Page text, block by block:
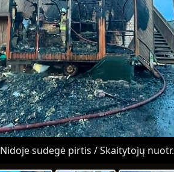
Nidoje sudegė pirtis / Skaitytojų nuotr.